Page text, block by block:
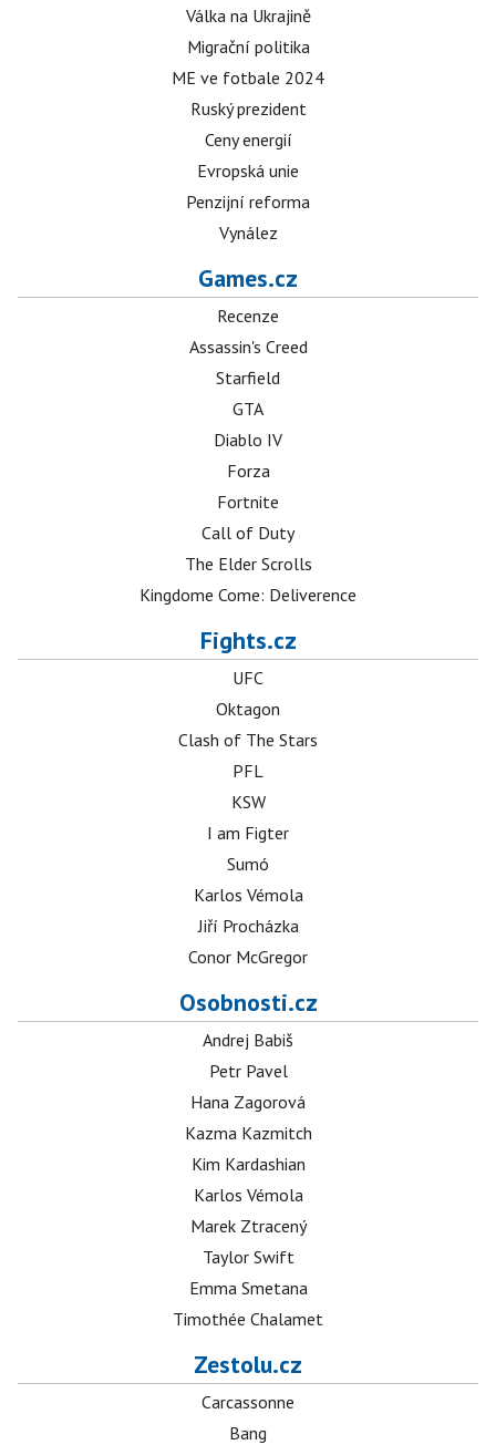
Válka na Ukrajině
Migrační politika
ME ve fotbale 2024
Ruský prezident
Ceny energií
Evropská unie
Penzijní reforma
Vynález
Games.cz
Recenze
Assassin's Creed
Starfield
GTA
Diablo IV
Forza
Fortnite
Call of Duty
The Elder Scrolls
Kingdome Come: Deliverence
Fights.cz
UFC
Oktagon
Clash of The Stars
PFL
KSW
I am Figter
Sumó
Karlos Vémola
Jiří Procházka
Conor McGregor
Osobnosti.cz
Andrej Babiš
Petr Pavel
Hana Zagorová
Kazma Kazmitch
Kim Kardashian
Karlos Vémola
Marek Ztracený
Taylor Swift
Emma Smetana
Timothée Chalamet
Zestolu.cz
Carcassonne
Bang